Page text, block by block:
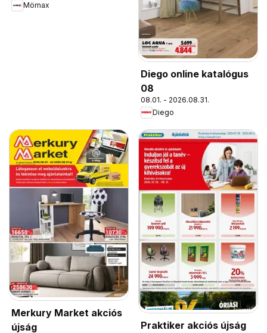
Mömax
Diego online katalógus
08
08.01. - 2026.08.31.
Diego
Merkury Market akciós
újság
Praktiker akciós újság